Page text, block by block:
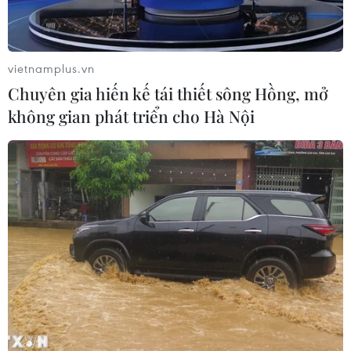
Nhiều chuyến bay tại Đức chuyển
hướng do vật thể bay gần đường
băng
05/08/2026 10:54
Thành phố Hồ Chí Minh: Hàng chục
cột điện án ngữ giữa đường Chu Văn
An
05/08/2026 09:21
Dự án đường bộ cao tốc Gia Nghĩa-
Chơn Thành "đội vốn" hơn 350 tỷ
đồng
05/08/2026 09:06
vietnamplus.vn
Chuyên gia hiến kế tái thiết sông Hồng, mở
không gian phát triển cho Hà Nội